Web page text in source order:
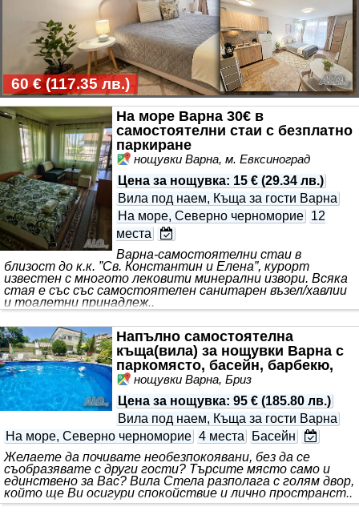
60 €(117.35 лв.)
На море Варна 30€ в
самостоятелни стаи с безплатно
паркиране
нощувки Варна, м. Евксиноград
Цена за нощувка: 15 € (29.34 лв.)
Вила под наем, Къща за гости Варна
На море, Северно черноморие 12
места
Варна-самостоятелни стаи в
близост до к.к. ”Св. Константин и Елена”, курорт
известен с многото лековити минерални извори. Всяка
стая е със със самостоятелен санитарен възел/хавлии
и тоалетни принадлеж..
Напълно самостоятелна
къща(вила) за нощувки Варна с
паркомясто, басейн, барбекю,
морски изглед
нощувки Варна, Бриз
Цена за нощувка: 95 € (185.80 лв.)
Вила под наем, Къща за гости Варна
На море, Северно черноморие 4 места
Басейн
Желаете да почивате необезпокоявани, без да се
съобразявате с други гости? Търсите място само и
единствено за Вас? Вила Стела разполага с голям двор,
който ще Ви осигури спокойствие и лично пространст..